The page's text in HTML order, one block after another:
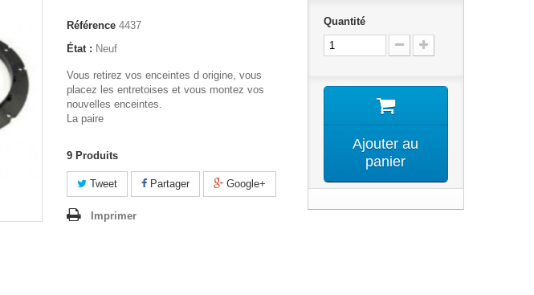
Référence 4437
État : Neuf
Vous retirez vos enceintes d origine, vous
placez les entretoises et vous montez vos
nouvelles enceintes.
La paire
9 Produits
Tweet Partager Google+
Imprimer
Quantité
Ajouter au
panier